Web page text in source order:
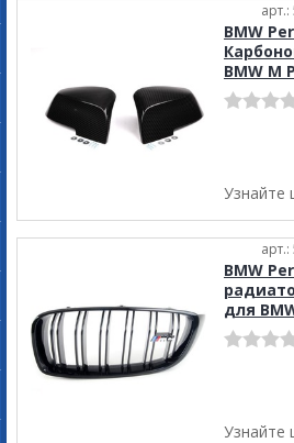
BMW
BMW M
Узнайте
BMW
для
Узнайте